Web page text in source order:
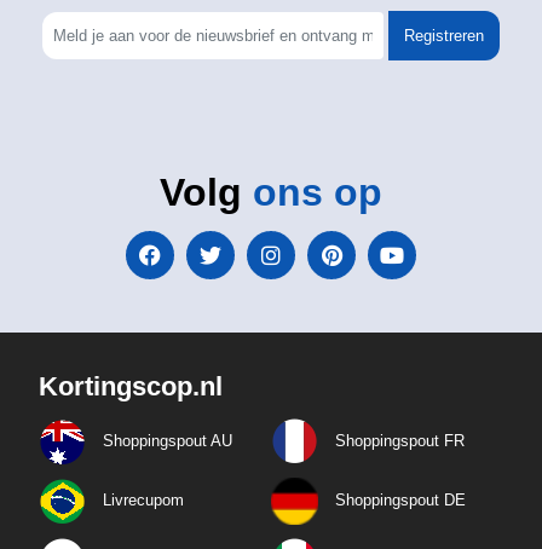
Registreren
Volg ons op
Kortingscop.nl
Shoppingspout AU Shoppingspout FR
Livrecupom Shoppingspout DE